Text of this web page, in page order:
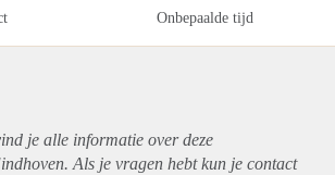
Onbepaalde tijd
je alle informatie over deze
Als je vragen hebt kun je contact